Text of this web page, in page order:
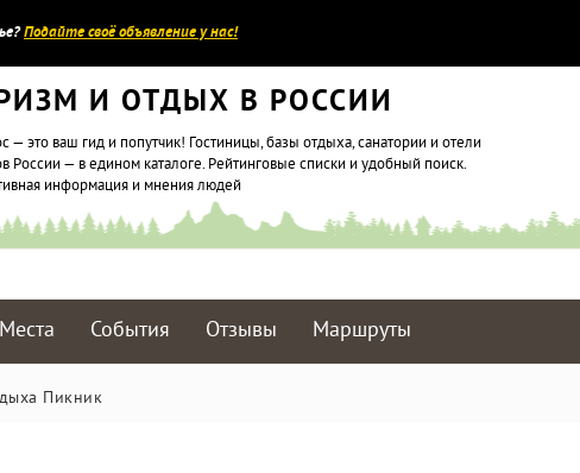
Подайте своё объявление у нас!
И ОТДЫХ В РОССИИ
— это ваш гид и попутчик! Гостиницы, базы отдыха, санатории и отели
России — в едином каталоге. Рейтинговые списки и удобный поиск.
информация и мнения людей
Места События Отзывы Маршруты
Пикник